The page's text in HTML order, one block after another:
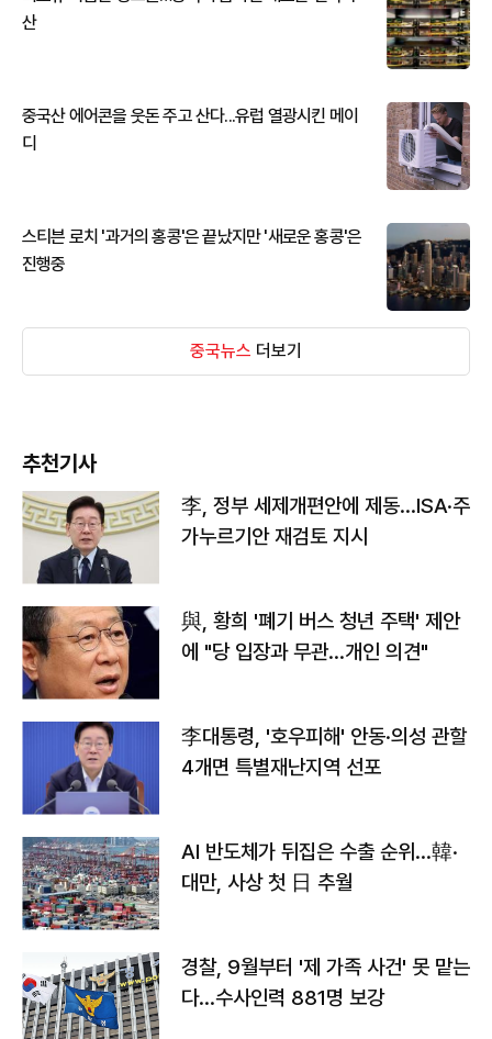
산
중국산 에어콘을 웃돈 주고 산다...유럽 열광시킨 메이
디
스티븐 로치 '과거의 홍콩'은 끝났지만 '새로운 홍콩'은
진행중
중국뉴스 더보기
추천기사
李, 정부 세제개편안에 제동…ISA·주
가누르기안 재검토 지시
與, 황희 '폐기 버스 청년 주택' 제안
에 "당 입장과 무관…개인 의견"
李대통령, '호우피해' 안동·의성 관할
4개면 특별재난지역 선포
AI 반도체가 뒤집은 수출 순위…韓·
대만, 사상 첫 日 추월
경찰, 9월부터 '제 가족 사건' 못 맡는
다…수사인력 881명 보강